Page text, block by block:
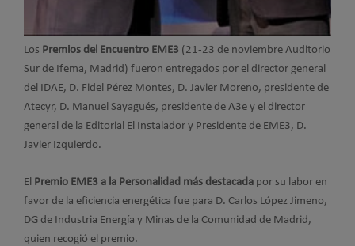
Los Premios del Encuentro EME3 (21-23 de noviembre Auditorio
Sur de Ifema, Madrid) fueron entregados por el director general
del IDAE, D. Fidel Pérez Montes, D. Javier Moreno, presidente de
Atecyr, D. Manuel Sayagués, presidente de A3e y el director
general de la Editorial El Instalador y Presidente de EME3, D.
Javier Izquierdo.
El Premio EME3 a la Personalidad más destacada por su labor en
favor de la eficiencia energética fue para D. Carlos López Jimeno,
DG de Industria Energía y Minas de la Comunidad de Madrid,
quien recogió el premio.